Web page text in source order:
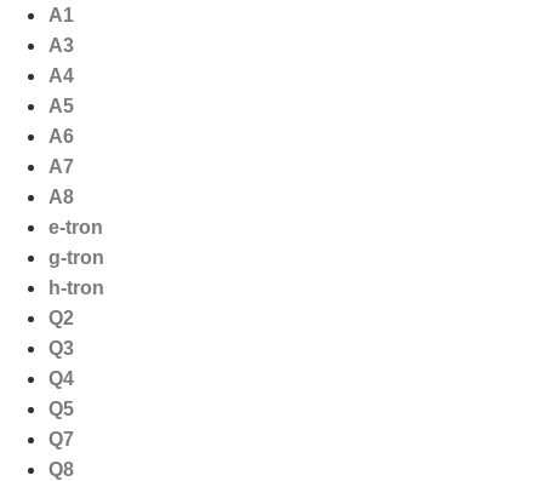
naar
inhoud
A1
A3
A4
A5
A6
A7
A8
e-tron
g-tron
h-tron
Q2
Q3
Q4
Q5
Q7
Q8